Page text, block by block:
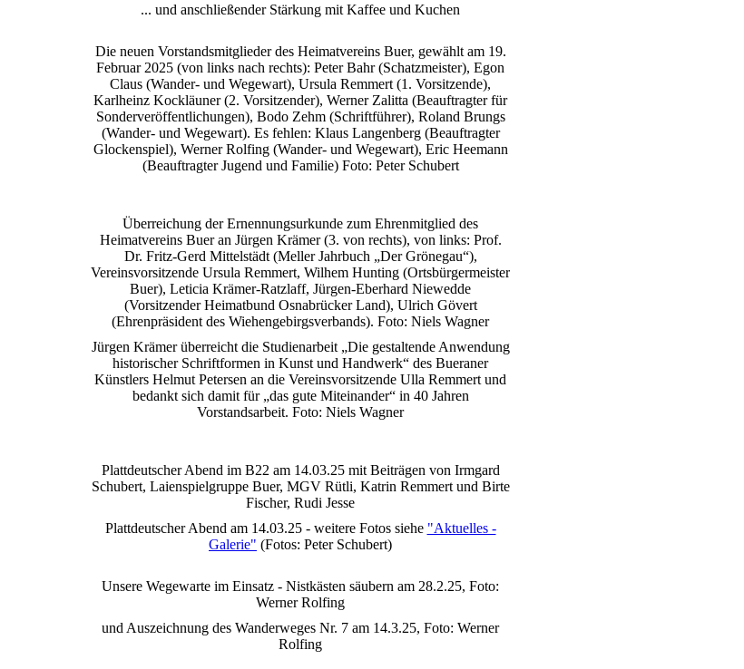
... und anschließender Stärkung mit Kaffee und Kuchen
Die neuen Vorstandsmitglieder des Heimatvereins Buer, gewählt am 19.
Februar 2025 (von links nach rechts): Peter Bahr (Schatzmeister), Egon
Claus (Wander- und Wegewart), Ursula Remmert (1. Vorsitzende),
Karlheinz Kockläuner (2. Vorsitzender), Werner Zalitta (Beauftragter für
Sonderveröffentlichungen), Bodo Zehm (Schriftführer), Roland Brungs
(Wander- und Wegewart). Es fehlen: Klaus Langenberg (Beauftragter
Glockenspiel), Werner Rolfing (Wander- und Wegewart), Eric Heemann
(Beauftragter Jugend und Familie) Foto: Peter Schubert
Überreichung der Ernennungsurkunde zum Ehrenmitglied des
Heimatvereins Buer an Jürgen Krämer (3. von rechts), von links: Prof.
Dr. Fritz-Gerd Mittelstädt (Meller Jahrbuch „Der Grönegau“),
Vereinsvorsitzende Ursula Remmert, Wilhem Hunting (Ortsbürgermeister
Buer), Leticia Krämer-Ratzlaff, Jürgen-Eberhard Niewedde
(Vorsitzender Heimatbund Osnabrücker Land), Ulrich Gövert
(Ehrenpräsident des Wiehengebirgsverbands). Foto: Niels Wagner
Jürgen Krämer überreicht die Studienarbeit „Die gestaltende Anwendung
historischer Schriftformen in Kunst und Handwerk“ des Bueraner
Künstlers Helmut Petersen an die Vereinsvorsitzende Ulla Remmert und
bedankt sich damit für „das gute Miteinander“ in 40 Jahren
Vorstandsarbeit. Foto: Niels Wagner
Plattdeutscher Abend im B22 am 14.03.25 mit Beiträgen von Irmgard
Schubert, Laienspielgruppe Buer, MGV Rütli, Katrin Remmert und Birte
Fischer, Rudi Jesse
Plattdeutscher Abend am 14.03.25 - weitere Fotos siehe "Aktuelles -
Galerie" (Fotos: Peter Schubert)
Unsere Wegewarte im Einsatz - Nistkästen säubern am 28.2.25, Foto:
Werner Rolfing
und Auszeichnung des Wanderweges Nr. 7 am 14.3.25, Foto: Werner
Rolfing